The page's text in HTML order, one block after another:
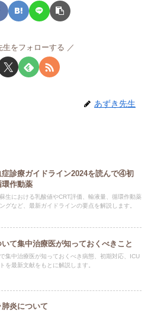
生をフォローする
あずき先生
症診療ガイドライン2024を読んで④初
作動薬
生における乳酸値やCRT評価、輸液量、循環作動薬
グなど、最新ガイドラインの要点を解説します。
て集中治療医が知っておくべきこと
集中治療医が知っておくべき病態、初期対応、ICU
を最新文献をもとに解説します。
肺炎について